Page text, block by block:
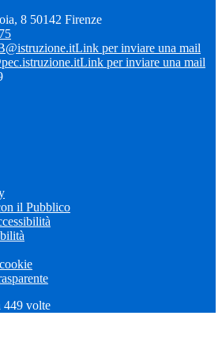
8 50142 Firenze
Link per inviare una mail
Link per inviare una mail
il Pubblico
449 volte